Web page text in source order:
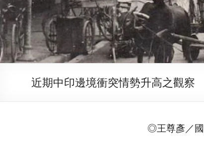
近期中印邊境衝突情勢升高之觀察
◎王尊彥／國